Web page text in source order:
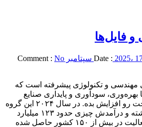
فایل‌ها
Date : 17 سپتامبر Comment : No
مهندسی و تکنولوژی پیشرفته است که
بهره‌وری، سودآوری و پایداری صنایع
رو افزایش بده. در سال ۲۰۲۴ این گروه
و درآمدش چیزی حدود ۱۲۳ میلیارد
بود، که از فعالیت در بیش از ۱۵۰ کشور حاصل شده